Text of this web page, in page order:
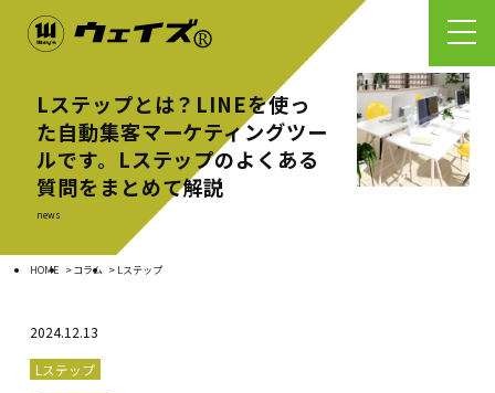
Lステップとは？LINEを使っ
た自動集客マーケティングツー
ルです。Lステップのよくある
質問をまとめて解説
news
HOME コラム Lステップ
2024.12.13
Lステップ